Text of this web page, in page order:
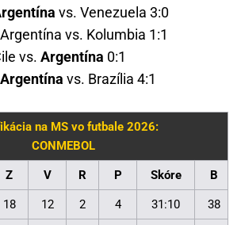
vs. Venezuela 3:0
vs. Kolumbia 1:1
vs. Argentína 0:1
Argentína vs. Brazília 4:1
na MS vo futbale 2026:
CONMEBOL
Z V R P Skóre B
18 12 2 4 31:10 38